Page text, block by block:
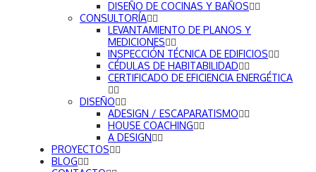
DISEÑO DE COCINAS Y BAÑOS
CONSULTORÍA
LEVANTAMIENTO DE PLANOS Y
MEDICIONES
INSPECCIÓN TÉCNICA DE EDIFICIOS
CÉDULAS DE HABITABILIDAD
CERTIFICADO DE EFICIENCIA ENERGÉTICA
DISEÑO
ADESIGN / ESCAPARATISMO
HOUSE COACHING
A DESIGN
PROYECTOS
BLOG